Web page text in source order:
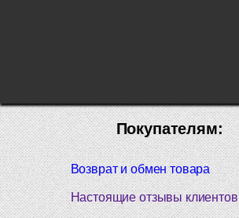
Покупателям:
Возврат и обмен товара
Настоящие отзывы клиентов